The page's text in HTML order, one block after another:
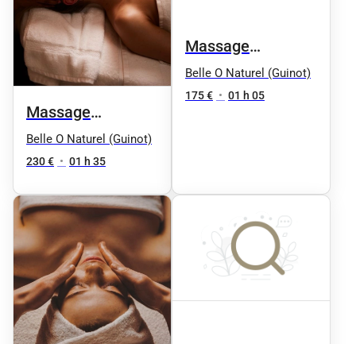
Massage
Signature en Duo
90mn
Belle O Naturel (Guinot)
230 € • 01 h 35
Massage
Signature en Duo
Belle O Naturel (Guinot)
175 € • 01 h 05